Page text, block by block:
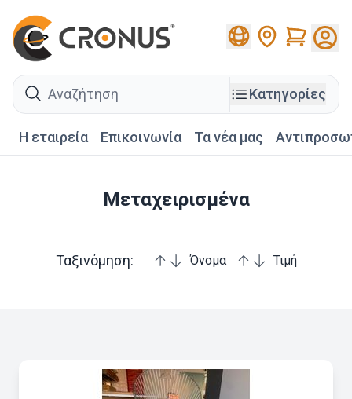
Cart
search
Κατηγορίες
Η εταιρεία Επικοινωνία Τα νέα μας
Μεταχειρισμένα
Ταξινόμηση: Όνομα Τιμή